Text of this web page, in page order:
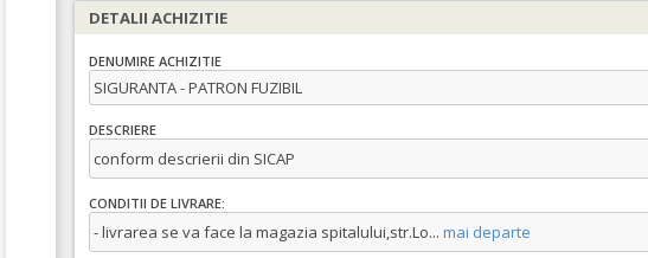
DETALII ACHIZITIE
DENUMIRE ACHIZITIE
SIGURANTA - PATRON FUZIBIL
DESCRIERE
conform descrierii din SICAP
CONDITII DE LIVRARE:
- livrarea se va face la magazia spitalului,str.Lo... mai departe